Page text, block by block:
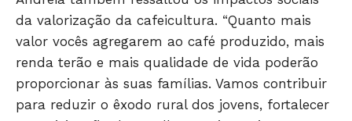
da valorização da cafeicultura. “Quanto mais
valor vocês agregarem ao café produzido, mais
renda terão e mais qualidade de vida poderão
proporcionar às suas famílias. Vamos contribuir
para reduzir o êxodo rural dos jovens, fortalecer